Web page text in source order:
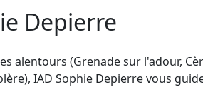
Depierre
alentours (Grenade sur l'adour,
IAD Sophie Depierre vous